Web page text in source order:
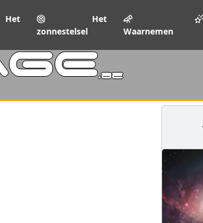
Het
zonnestelsel
Waarnemen
.be